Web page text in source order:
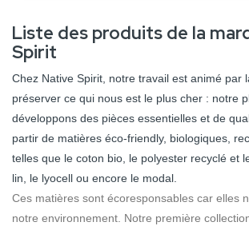
Liste des produits de la
Spirit
Chez Native Spirit, notre travail est animé par
préserver ce qui nous est le plus cher : notre
développons des pièces essentielles et de
partir de matières éco-friendly, biologiques,
telles que le coton bio, le polyester recyclé et
lin, le lyocell ou encore le modal.
Ces matières sont écoresponsables car elles
notre environnement. Notre première